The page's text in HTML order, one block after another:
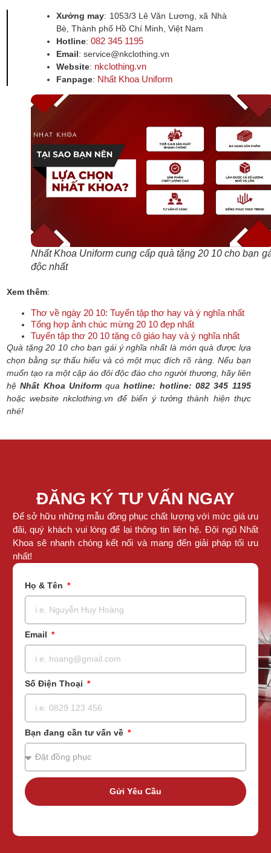
Xưởng may: 1053/3 Lê Văn Lương, xã Nhà
Bè, Thành phố Hồ Chí Minh, Việt Nam
Hotline: 082 345 1195
Email: service@nkclothing.vn
Website: nkclothing.vn
Fanpage: Nhất Khoa Uniform
Nhất Khoa Uniform cung cấp quà tặng 20 10 cho bạn
độc nhất
Xem thêm:
Thơ về ngày 20 10: Tuyển tập thơ hay và ý nghĩa nhất
Tổng hợp ảnh chúc mừng 20 10 đẹp nhất
Tuyển tập thơ 20 10 tặng cô giáo hay và ý nghĩa nhất
Quà tặng 20 10 cho bạn gái ý nghĩa nhất là món quà được lựa
chọn bằng sự thấu hiểu và có một mục đích rõ ràng. Nếu bạn
muốn tạo ra một cặp áo đôi độc đáo cho người thương, hãy liên
hệNhất Khoa Uniformquahotline: hotline: 082 345 1195
hoặc website nkclothing.vn để biến ý tưởng thành hiện thực
nhé!
ĐĂNG KÝ TƯ VẤN NGAY
Để sở hữu những mẫu đồng phục chất lượng với mức giá ưu
đãi, quý khách vui lòng để lại thông tin liên hệ. Đội ngũ Nhất
Khoa sẽ nhanh chóng kết nối và mang đến giải pháp tối ưu
nhất!
Họ & Tên
Email
Số Điện Thoại
Bạn đang cần tư vấn về
Gửi Yêu Cầu